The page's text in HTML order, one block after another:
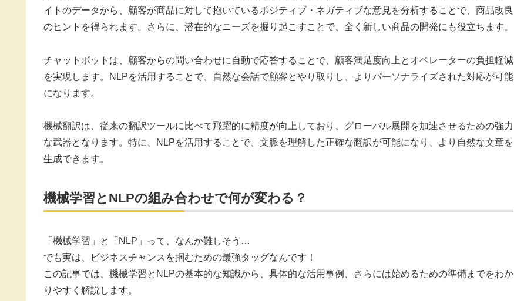
イトのデータから、顧客が商品に対して抱いているポジティブ・ネガティブな意見を分析することで、商品改良
のヒントを得られます。さらに、潜在的なニーズを掘り起こすことで、全く新しい商品の開発にも役立ちます。
チャットボットは、顧客からの問い合わせに自動で応答することで、顧客満足度向上とオペレーターの負担軽減
を実現します。NLPを活用することで、自然な会話で顧客とやり取りし、よりパーソナライズされた対応が可能
になります。
機械翻訳は、従来の翻訳ツールに比べて飛躍的に精度が向上しており、グローバル展開を加速させるための強力
な武器となります。特に、NLPを活用することで、文脈を理解した正確な翻訳が可能になり、より自然な文章を
生成できます。
機械学習とNLPの組み合わせで何が変わる？
「機械学習」と「NLP」って、なんか難しそう…
でも実は、ビジネスチャンスを掴むための最強タッグなんです！
この記事では、機械学習とNLPの基本的な知識から、具体的な活用事例、さらには始めるための準備までをわか
りやすく解説します。